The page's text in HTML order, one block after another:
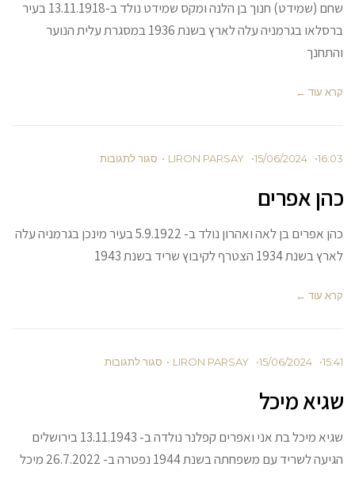
שחם (שמידט) חנוך בן הלנה ומקס שמידט נולד ב-­­­­­13.11.1918 בעיר
ברסלאו בגרמניה עלה לארץ בשנת 1936 במסגרת עלית הנוער
←
LIRON PARSAY 15/06/2024 סגור לתגובות
כהן אפרים בן לאה ואהרון נולד ב- 5.9.1922 בעיר מינכן בגרמניה עלה
שריד בשנת 1943
←
LIRON PARSAY 15/06/2024 סגור לתגובות
מיכל
שגיא מיכל בת אני ואפרים קפלנר נולדה ב- 13.11.1943 בירושלים
עם משפחתה בשנת 1944 נפטרה ב- 26.7.2022 מיכל